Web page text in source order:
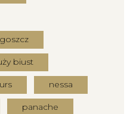
biust
nessa
panache